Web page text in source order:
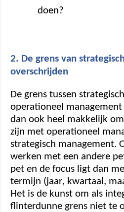
doen?
2. De grens van
overschrijden
De grens tussen
operationeel
dan ook heel makkelijk
zijn met operationeel
strategisch management.
werken met een andere
pet en de focus ligt dan
termijn (jaar, kwartaal,
Het is de kunst om als
flinterdunne grens niet te